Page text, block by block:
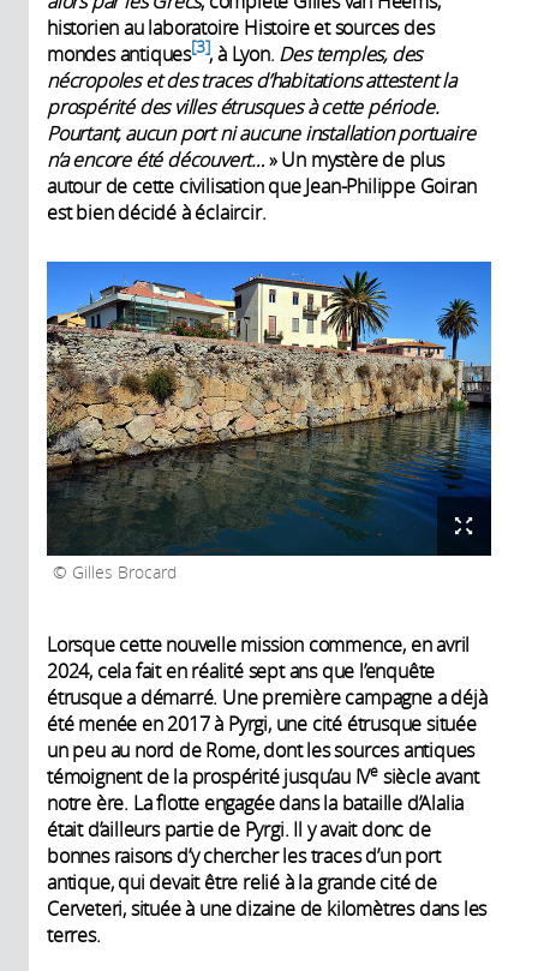
historien au laboratoire Histoire et sources des
mondes antiques 3 , à Lyon. Des temples, des
nécropoles et des traces d’habitations attestent la
prospérité des villes étrusques à cette période.
Pourtant, aucun port ni aucune installation portuaire
n’a encore été découvert…» Un mystère de plus
autour de cette civilisation que Jean-Philippe Goiran
est bien décidé à éclaircir.
Gilles Brocard
Lorsque cette nouvelle mission commence, en avril
2024, cela fait en réalité sept ans que l’enquête
étrusque a démarré. Une première campagne a déjà
été menée en 2017 à Pyrgi, une cité étrusque située
un peu au nord de Rome, dont les sources antiques
témoignent de la prospérité jusqu’au IVe siècle avant
notre ère. La flotte engagée dans la bataille d’Alalia
était d’ailleurs partie de Pyrgi. Il y avait donc de
bonnes raisons d’y chercher les traces d’un port
antique, qui devait être relié à la grande cité de
Cerveteri, située à une dizaine de kilomètres dans les
terres.